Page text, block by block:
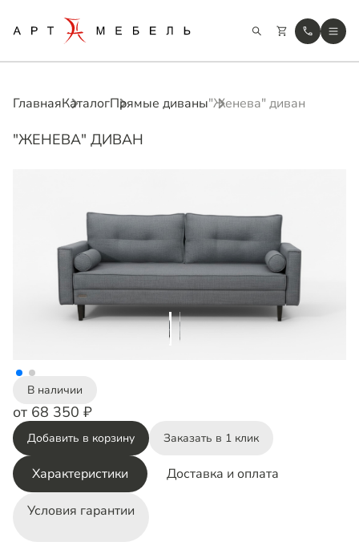
ГлавнаяКаталогПрямые диваны"Женева" диван
"ЖЕНЕВА" ДИВАН
В наличии
от 68 350 ₽
Добавить в корзину Заказать в 1 клик
Характеристики Доставка и оплата
Условия гарантии